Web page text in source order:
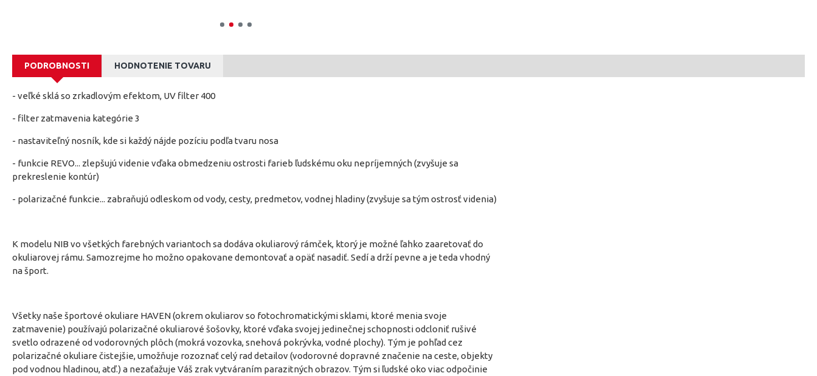
PODROBNOSTI HODNOTENIE TOVARU
- veľké sklá so zrkadlovým efektom, UV filter 400
- filter zatmavenia kategórie 3
- nastaviteľný nosník, kde si každý nájde pozíciu podľa tvaru nosa
- funkcie REVO... zlepšujú videnie vďaka obmedzeniu ostrosti farieb ľudskému oku nepríjemných (zvyšuje sa
prekreslenie kontúr)
- polarizačné funkcie... zabraňujú odleskom od vody, cesty, predmetov, vodnej hladiny (zvyšuje sa tým ostrosť videnia)
K modelu NIB vo všetkých farebných variantoch sa dodáva okuliarový rámček, ktorý je možné ľahko zaaretovať do
okuliarovej rámu. Samozrejme ho možno opakovane demontovať a opäť nasadiť. Sedí a drží pevne a je teda vhodný
na šport.
Všetky naše športové okuliare HAVEN (okrem okuliarov so fotochromatickými sklami, ktoré menia svoje
zatmavenie) používajú polarizačné okuliarové šošovky, ktoré vďaka svojej jedinečnej schopnosti odcloniť rušivé
svetlo odrazené od vodorovných plôch (mokrá vozovka, snehová pokrývka, vodné plochy). Tým je pohľad cez
polarizačné okuliare čistejšie, umožňuje rozoznať celý rad detailov (vodorovné dopravné značenie na ceste, objekty
pod vodnou hladinou, atď.) a nezaťažuje Váš zrak vytváraním parazitných obrazov. Tým si ľudské oko viac odpočinie